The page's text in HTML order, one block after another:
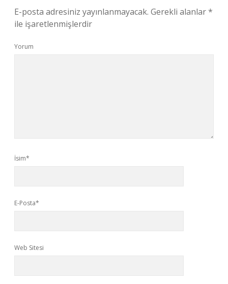
E-posta adresiniz yayınlanmayacak. Gerekli alanlar*
ile işaretlenmişlerdir
Yorum
İsim*
E-Posta*
Web Sitesi